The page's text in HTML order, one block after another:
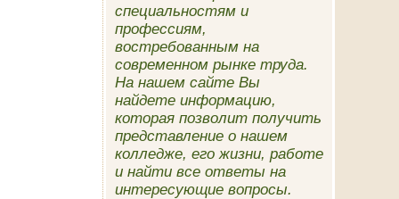
специальностям и
профессиям,
востребованным на
современном рынке труда.
На нашем сайте Вы
найдете информацию,
которая позволит получить
представление о нашем
колледже, его жизни, работе
и найти все ответы на
интересующие вопросы.